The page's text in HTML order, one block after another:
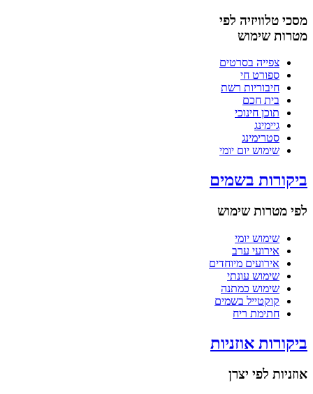
מסכי טלוויזיה לפי
מטרות שימוש
צפייה בסרטים
ספורט חי
חיבוריות רשת
בית חכם
תוכן חינוכי
גיימינג
סטרימינג
שימוש יום יומי
ביקורות בשמים
לפי מטרות שימוש
שימוש יומי
אירועי ערב
אירועים מיוחדים
שימוש עונתי
שימוש כמתנה
קוקטייל בשמים
חתימת ריח
ביקורות אוזניות
אוזניות לפי יצרן